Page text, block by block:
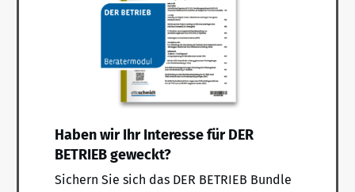
Haben wir Ihr Interesse für DER
BETRIEB geweckt?
Sichern Sie sich das DER BETRIEB Bundle